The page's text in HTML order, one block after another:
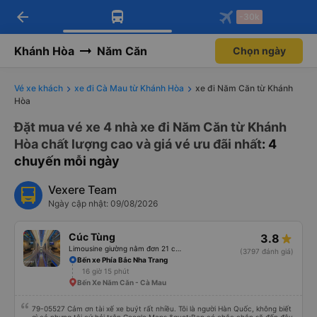
Tải app Vexere ngay!
Nhận ưu đãi thành viên độc
Mở app
Tải app Vexere
-30k/ghế khi đặt vé máy bay qua
Mở app
arrow_back -30k
Khánh Hòa Năm Căn Chọn ngày
Vé xe khách xe đi Cà Mau từ Khánh Hòa
xe đi Năm Căn từ Khánh
Hòa
Đặt mua vé xe 4 nhà xe đi Năm Căn từ Khánh
Hòa chất lượng cao và giá vé ưu đãi nhất: 4
chuyến mỗi ngày
Vexere Team
Ngày cập nhật: 09/08/2026
Cúc Tùng 3.8
(3797 đánh giá)
Bến xe Phía Bắc Nha Trang
16 giờ 15 phút
Bến Xe Năm Căn - Cà Mau
79-05527 Cảm ơn tài xế xe buýt rất nhiều. Tôi là người Hàn Quốc, không biết